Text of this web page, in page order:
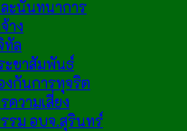
ะนันทนาการ
าง
ทัล
ชาสัมพันธ์
กันการทุจริต
วามเสี่ยง
รม อบจ.สุรินทร์